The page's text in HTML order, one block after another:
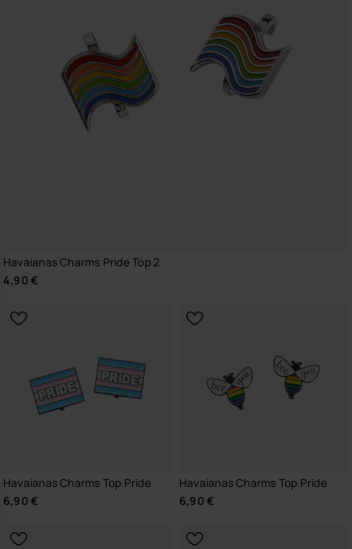
Havaianas Charms Pride Top 2
4,90 €
Havaianas Charms Top Pride
6,90 €
Havaianas Charms Top Pride
6,90 €